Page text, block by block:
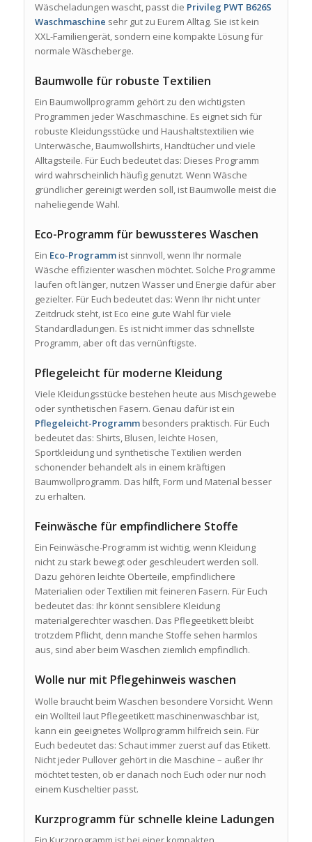
Wäscheladungen wascht, passt die Privileg PWT B626S
Waschmaschine sehr gut zu Eurem Alltag. Sie ist kein
XXL-Familiengerät, sondern eine kompakte Lösung für
normale Wäscheberge.
Baumwolle für robuste Textilien
Ein Baumwollprogramm gehört zu den wichtigsten
Programmen jeder Waschmaschine. Es eignet sich für
robuste Kleidungsstücke und Haushaltstextilien wie
Unterwäsche, Baumwollshirts, Handtücher und viele
Alltagsteile. Für Euch bedeutet das: Dieses Programm
wird wahrscheinlich häufig genutzt. Wenn Wäsche
gründlicher gereinigt werden soll, ist Baumwolle meist die
naheliegende Wahl.
Eco-Programm für bewussteres Waschen
Ein Eco-Programmist sinnvoll, wenn Ihr normale
Wäsche effizienter waschen möchtet. Solche Programme
laufen oft länger, nutzen Wasser und Energie dafür aber
gezielter. Für Euch bedeutet das: Wenn Ihr nicht unter
Zeitdruck steht, ist Eco eine gute Wahl für viele
Standardladungen. Es ist nicht immer das schnellste
Programm, aber oft das vernünftigste.
Pflegeleicht für moderne Kleidung
Viele Kleidungsstücke bestehen heute aus Mischgewebe
oder synthetischen Fasern. Genau dafür ist ein
Pflegeleicht-Programmbesonders praktisch. Für Euch
bedeutet das: Shirts, Blusen, leichte Hosen,
Sportkleidung und synthetische Textilien werden
schonender behandelt als in einem kräftigen
Baumwollprogramm. Das hilft, Form und Material besser
zu erhalten.
Feinwäsche für empfindlichere Stoffe
Ein Feinwäsche-Programm ist wichtig, wenn Kleidung
nicht zu stark bewegt oder geschleudert werden soll.
Dazu gehören leichte Oberteile, empfindlichere
Materialien oder Textilien mit feineren Fasern. Für Euch
bedeutet das: Ihr könnt sensiblere Kleidung
materialgerechter waschen. Das Pflegeetikett bleibt
trotzdem Pflicht, denn manche Stoffe sehen harmlos
aus, sind aber beim Waschen ziemlich empfindlich.
Wolle nur mit Pflegehinweis waschen
Wolle braucht beim Waschen besondere Vorsicht. Wenn
ein Wollteil laut Pflegeetikett maschinenwaschbar ist,
kann ein geeignetes Wollprogramm hilfreich sein. Für
Euch bedeutet das: Schaut immer zuerst auf das Etikett.
Nicht jeder Pullover gehört in die Maschine – außer Ihr
möchtet testen, ob er danach noch Euch oder nur noch
einem Kuscheltier passt.
Kurzprogramm für schnelle kleine Ladungen